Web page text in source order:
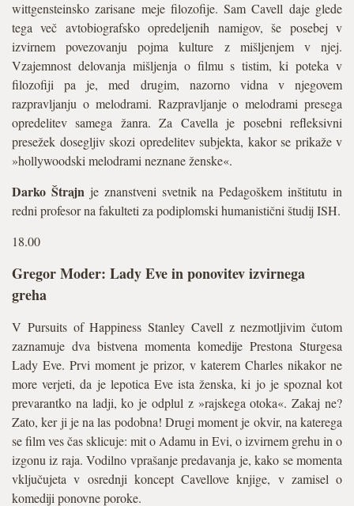
wittgensteinsko zarisane meje filozofije. Sam Cavell daje glede
tega več avtobiografsko opredeljenih namigov, še posebej v
izvirnem povezovanju pojma kulture z mišljenjem v njej.
Vzajemnost delovanja mišljenja o filmu s tistim, ki poteka v
filozofiji pa je, med drugim, nazorno vidna v njegovem
razpravljanju o melodrami. Razpravljanje o melodrami presega
opredelitev samega žanra. Za Cavella je posebni refleksivni
presežek dosegljiv skozi opredelitev subjekta, kakor se prikaže v
»hollywoodski melodrami neznane ženske«.
Darko Štrajn je znanstveni svetnik na Pedagoškem inštitutu in
redni profesor na fakulteti za podiplomski humanistični študij ISH.
18.00
Gregor Moder: Lady Eve in ponovitev izvirnega
greha
V Pursuits of Happiness Stanley Cavell z nezmotljivim čutom
zaznamuje dva bistvena momenta komedije Prestona Sturgesa
Lady Eve. Prvi moment je prizor, v katerem Charles nikakor ne
more verjeti, da je lepotica Eve ista ženska, ki jo je spoznal kot
prevarantko na ladji, ko je odplul z »rajskega otoka«. Zakaj ne?
Zato, ker ji je na las podobna! Drugi moment je okvir, na katerega
se film ves čas sklicuje: mit o Adamu in Evi, o izvirnem grehu in o
izgonu iz raja. Vodilno vprašanje predavanja je, kako se momenta
vključujeta v osrednji koncept Cavellove knjige, v zamisel o
komediji ponovne poroke.